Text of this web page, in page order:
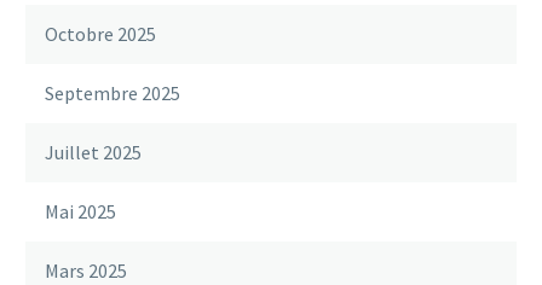
Octobre 2025
Septembre 2025
Juillet 2025
Mai 2025
Mars 2025